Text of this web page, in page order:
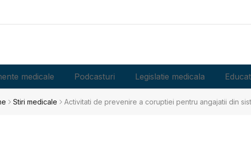
medicale Podcasturi Legislatie medicala
Stiri medicale Activitati de prevenire a coruptiei pentru angajatii din